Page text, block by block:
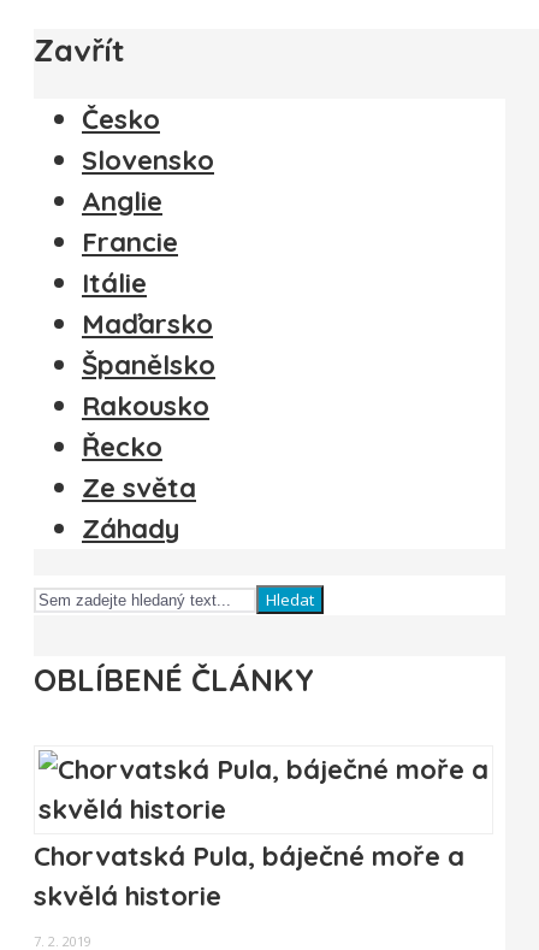
Zavřít
Česko
Slovensko
Anglie
Francie
Itálie
Maďarsko
Španělsko
Rakousko
Řecko
Ze světa
Záhady
Hledat
OBLÍBENÉ ČLÁNKY
Chorvatská Pula, báječné moře a
skvělá historie
7. 2. 2019